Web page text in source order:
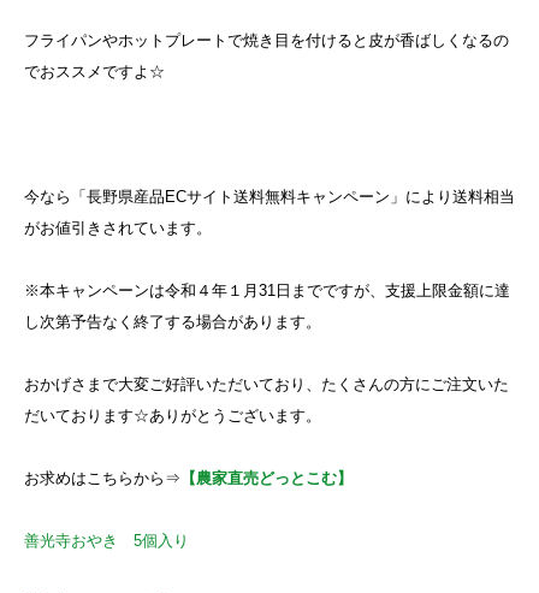
フライパンやホットプレートで焼き目を付けると皮が香ばしくなるの
でおススメですよ☆
今なら「長野県産品ECサイト送料無料キャンペーン」により送料相当
がお値引きされています。
※本キャンペーンは令和４年１月31日までですが、支援上限金額に達
し次第予告なく終了する場合があります。
おかげさまで大変ご好評いただいており、たくさんの方にご注文いた
だいております☆ありがとうございます。
お求めはこちらから⇒ 【農家直売どっとこむ】
善光寺おやき 5個入り